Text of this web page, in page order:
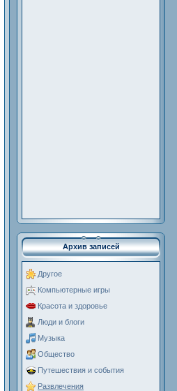
Архив записей
Другое
Компьютерные игры
Красота и здоровье
Люди и блоги
Музыка
Общество
Путешествия и события
Развлечения